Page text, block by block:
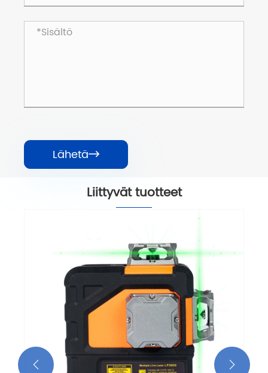
Lähetä
Liittyvät tuotteet
4d erittäin kirkkainen vihreä lasertaso
Katso lisää >>
 